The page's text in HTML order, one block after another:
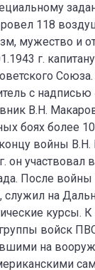
118
мужество и
г.
с
В.Н.
боях более
войны
он
После
на
курсы. К
войск
на